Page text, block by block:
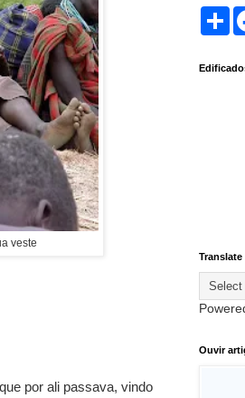
veste
por ali passava, vindo
S
e
Translate
Ouvir